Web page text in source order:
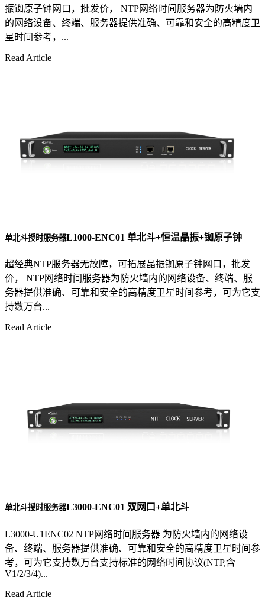
振铷原子钟网口，批发价， NTP网络时间服务器为防火墙内
的网络设备、终端、服务器提供准确、可靠和安全的高精度卫
星时间参考，...
Read Article
单北斗授时服务器L1000-ENC01 单北斗+恒温晶振+铷原子钟
超经典NTP服务器无故障，可拓展晶振铷原子钟网口，批发
价， NTP网络时间服务器为防火墙内的网络设备、终端、服
务器提供准确、可靠和安全的高精度卫星时间参考，可为它支
持数万台...
Read Article
单北斗授时服务器L3000-ENC01 双网口+单北斗
L3000-U1ENC02 NTP网络时间服务器 为防火墙内的网络设
备、终端、服务器提供准确、可靠和安全的高精度卫星时间参
考，可为它支持数万台支持标准的网络时间协议(NTP,含
V1/2/3/4)...
Read Article